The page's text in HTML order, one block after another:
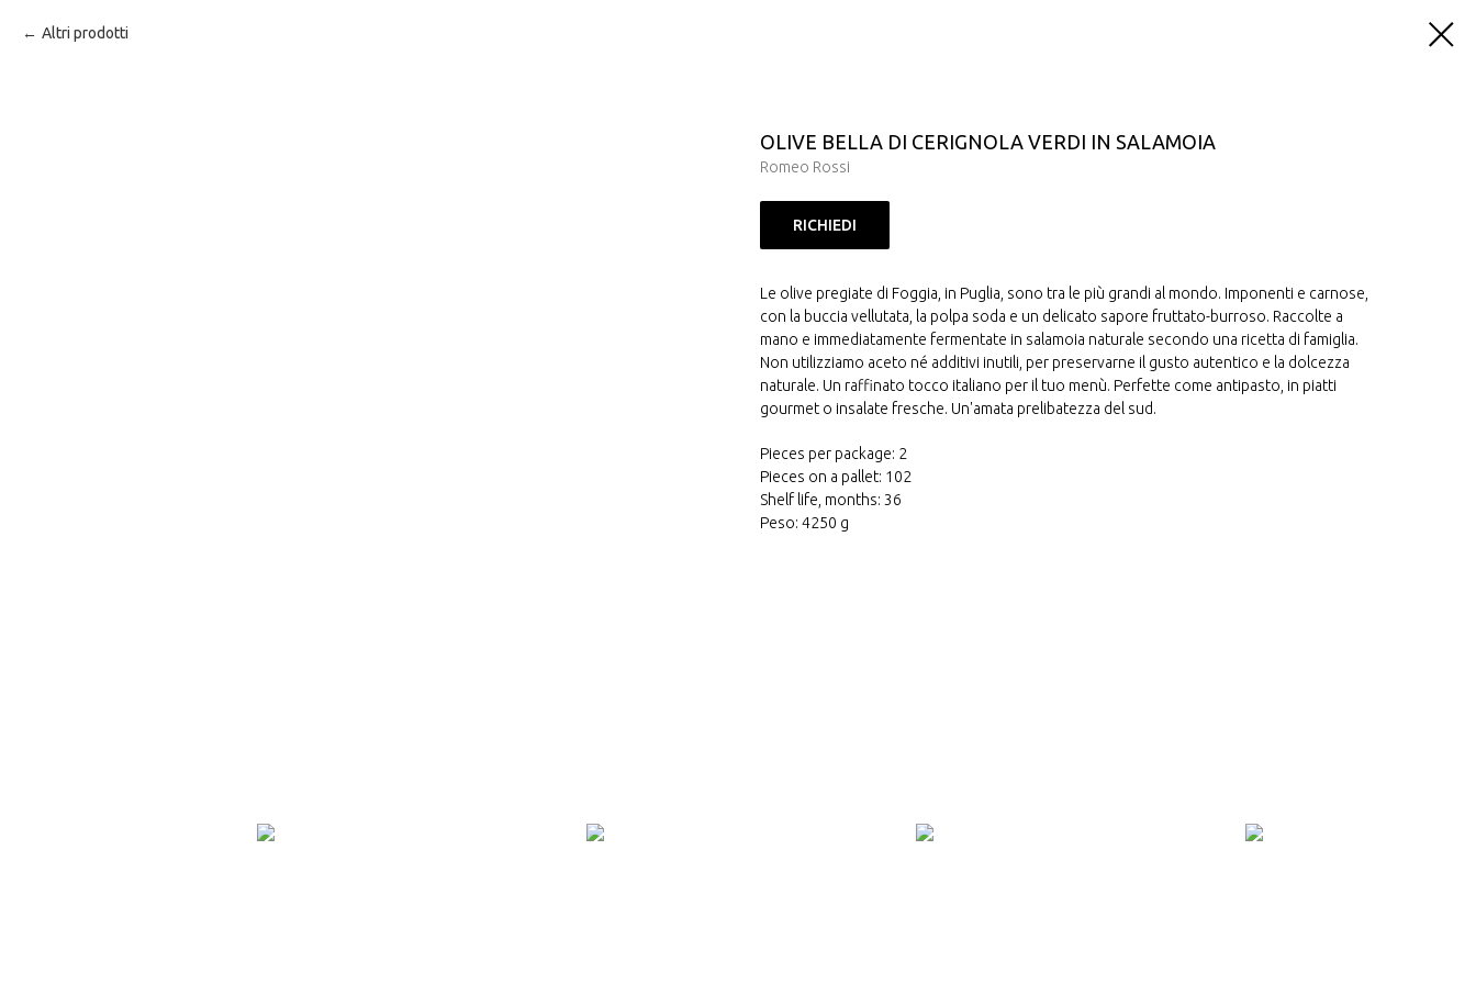
Altri prodotti
OLIVE BELLA DI CERIGNOLA VERDI IN SALAMOIA
Romeo Rossi
RICHIEDI
Le olive pregiate di Foggia, in Puglia, sono tra le più grandi al mondo. Imponenti e carnose,
con la buccia vellutata, la polpa soda e un delicato sapore fruttato-burroso. Raccolte a
mano e immediatamente fermentate in salamoia naturale secondo una ricetta di famiglia.
Non utilizziamo aceto né additivi inutili, per preservarne il gusto autentico e la dolcezza
naturale. Un raffinato tocco italiano per il tuo menù. Perfette come antipasto, in piatti
gourmet o insalate fresche. Un'amata prelibatezza del sud.
Pieces per package: 2
Pieces on a pallet: 102
Shelf life, months: 36
Peso: 4250 g